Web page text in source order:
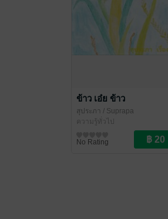
ข้าว เอ๋ย ข้าว
สุประภา / Suprapa
ความรู้ทั่วไป
No Rating